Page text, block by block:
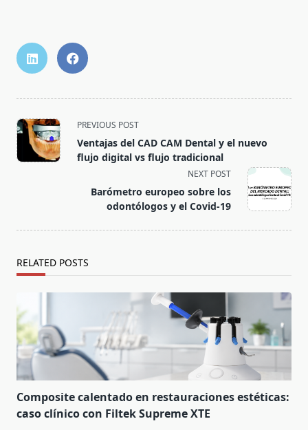
PREVIOUS POST
Ventajas del CAD CAM Dental y el nuevo
flujo digital vs flujo tradicional
NEXT POST
Barómetro europeo sobre los
odontólogos y el Covid-19
RELATED POSTS
Composite calentado en restauraciones estéticas:
caso clínico con Filtek Supreme XTE